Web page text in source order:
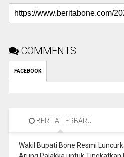
COMMENTS
FACEBOOK
BERITA TERBARU
Wakil Bupati Bone Resmi
Arung Palakka untuk Tingkatkan